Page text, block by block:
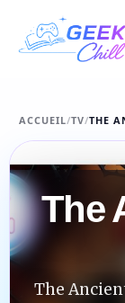
ACCUEIL/TV/THE
The
The